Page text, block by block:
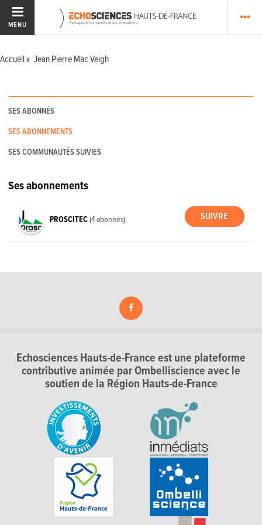
MENU
Accueil Jean Pierre Mac Veigh
SES ABONNÉS
SES ABONNEMENTS
SES COMMUNAUTÉS SUIVIES
Ses abonnements
PROSCITEC(4 abonnés)
Echosciences Hauts-de-France est une plateforme
contributive animée par Ombelliscience avec le
soutien de la Région Hauts-de-France